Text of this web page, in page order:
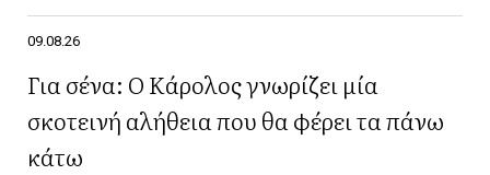
09.08.26
Για σένα: Ο Κάρολος γνωρίζει μία
σκοτεινή αλήθεια που θα φέρει τα πάνω
κάτω